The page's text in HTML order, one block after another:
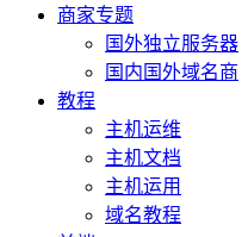
商家专题
国外独立服务器
国内国外域名商
教程
主机运维
主机文档
主机运用
域名教程